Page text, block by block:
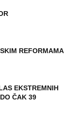
REFORMAMA
EKSTREMNIH
ČAK 39